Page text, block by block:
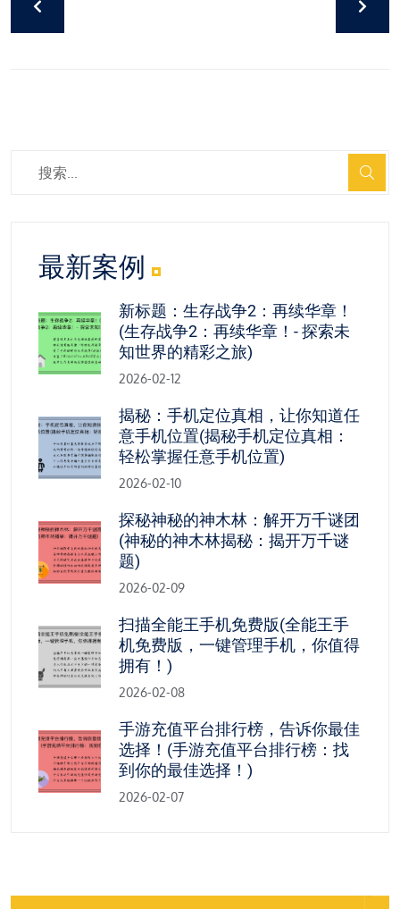
最新案例
新标题：生存战争2：再续华章！
(生存战争2：再续华章！- 探索未
知世界的精彩之旅)
2026-02-12
揭秘：手机定位真相，让你知道任
意手机位置(揭秘手机定位真相：
轻松掌握任意手机位置)
2026-02-10
探秘神秘的神木林：解开万千谜团
(神秘的神木林揭秘：揭开万千谜
题)
2026-02-09
扫描全能王手机免费版(全能王手
机免费版，一键管理手机，你值得
拥有！)
2026-02-08
手游充值平台排行榜，告诉你最佳
选择！(手游充值平台排行榜：找
到你的最佳选择！)
2026-02-07